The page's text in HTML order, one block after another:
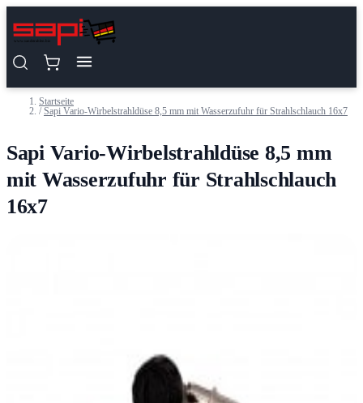
Startseite
/ Sapi Vario-Wirbelstrahldüse 8,5 mm mit Wasserzufuhr für Strahlschlauch 16x7
Sapi Vario-Wirbelstrahldüse 8,5 mm
mit Wasserzufuhr für Strahlschlauch
16x7